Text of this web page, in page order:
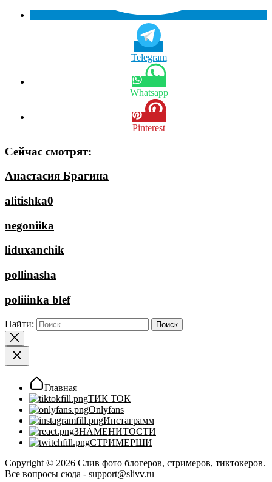
Telegram
Whatsapp
Pinterest
Сейчас смотрят:
Анастасия Брагина
alitishka0
negoniika
liduxanchik
pollinasha
poliiinka blef
Найти:
Главная
ТИК ТОК
Onlyfans
Инстаграмм
ЗНАМЕНИТОСТИ
СТРИМЕРШИ
Copyright © 2026 Слив фото блогеров, стримеров, тиктокеров.
Все вопросы сюда - support@slivv.ru